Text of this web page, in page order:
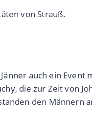
von Strauß.
auch ein Event
die zur Zeit von
den Männern